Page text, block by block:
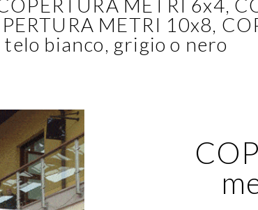
METRI 6x4,
METRI 10x8,
telo bianco, grigio o nero